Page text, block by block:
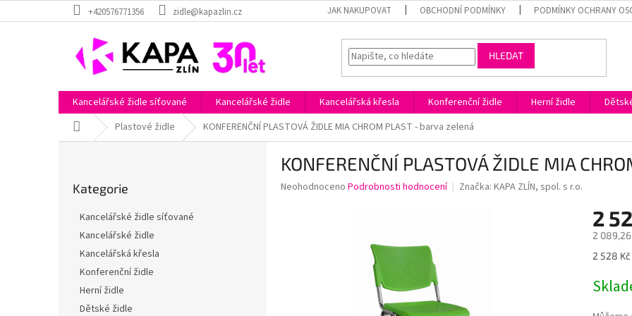
na
+420576771356 zidle@kapazlin.cz JAK NAKUPOVAT OBCHODNÍ PODMÍNKY PODMÍNKY OCHRANY
HLEDAT
Kancelářské židle síťované Kancelářské židle Kancelářská křesla Konferenční židle Herní židle
Domů Plastové židle KONFERENČNÍ PLASTOVÁ ŽIDLE MIA CHROM PLAST - barva zelená
kategorie
Kategorie
Kancelářské židle síťované
Kancelářské židle
Kancelářská křesla
Konferenční židle
Herní židle
Dětské židle
KONFERENČNÍ PLASTOVÁ ŽIDLE MIA
Průměrné
Neohodnoceno Podrobnosti hodnocení Značka: KAPA ZLÍN, spol. s r.o.
2
2 089,26
Měrná
2 528